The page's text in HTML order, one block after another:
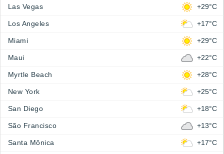
Las Vegas +29°C
Los Angeles +17°C
Miami +29°C
Maui +22°C
Myrtle Beach +28°C
New York +25°C
San Diego +18°C
São Francisco +13°C
Santa Mônica +17°C